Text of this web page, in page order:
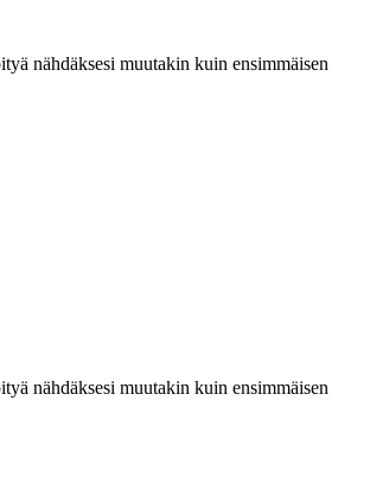
nähdäksesi muutakin kuin ensimmäisen
nähdäksesi muutakin kuin ensimmäisen